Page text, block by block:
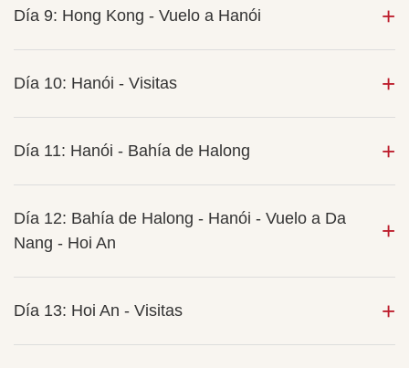
Día 9: Hong Kong - Vuelo a Hanói
Día 10: Hanói - Visitas
Día 11: Hanói - Bahía de Halong
Día 12: Bahía de Halong - Hanói - Vuelo a Da
Nang - Hoi An
Día 13: Hoi An - Visitas